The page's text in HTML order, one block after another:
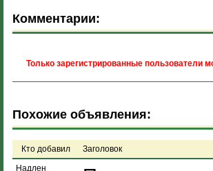
Комментарии:
Только зарегистрированные пользователи
Похожие объявления:
Кто добавил
Заголовок
Надлен